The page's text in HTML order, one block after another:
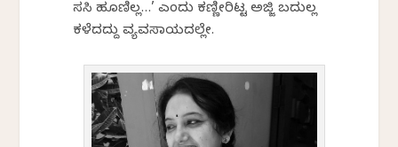
ಸಸಿ ಹೂಣಿಲ್ಲ…’ ಎಂದು ಕಣ್ಣೀರಿಟ್ಟ ಅಜ್ಜಿ ಬದುಕೆಲ್ಲ
ಕಳೆದದ್ದು ವ್ಯವಸಾಯದಲ್ಲೇ.